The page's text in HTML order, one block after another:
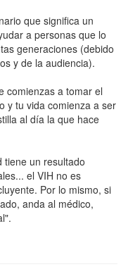
que significa un
a personas que lo
generaciones (debido
y de la audiencia).
comienzas a tomar el
y tu vida comienza a ser
al día la que hace
tiene un resultado
el VIH no es
Por lo mismo, si
anda al médico,